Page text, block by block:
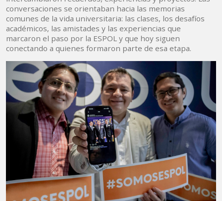
conversaciones se orientaban hacia las memorias
comunes de la vida universitaria: las clases, los desafíos
académicos, las amistades y las experiencias que
marcaron el paso por la ESPOL y que hoy siguen
conectando a quienes formaron parte de esa etapa.